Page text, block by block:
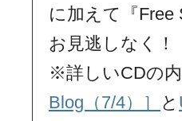
に加えて『Free
お見逃しなく！
※詳しいCDの
Blog（7/4）］
と